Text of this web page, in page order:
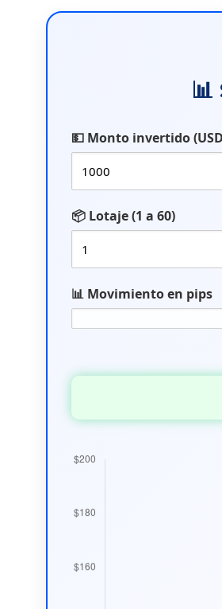
💵 Monto invertido
📦 Lotaje (1 a 60)
📊 Movimiento en pips